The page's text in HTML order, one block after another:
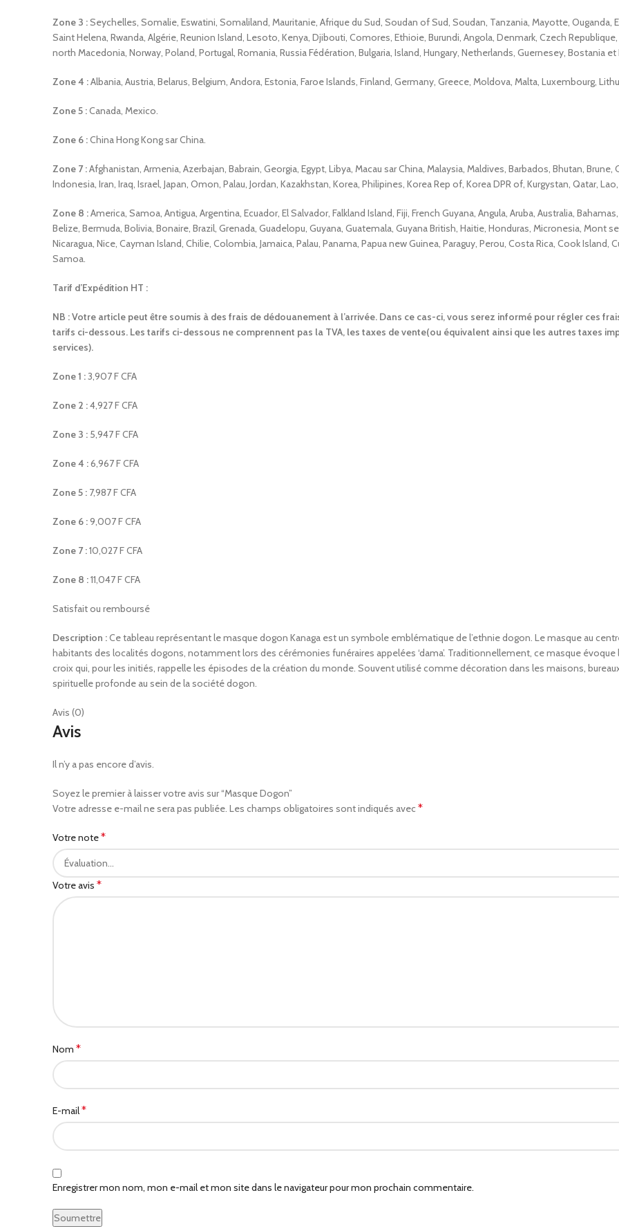
Zone 3 :Seychelles, Somalie, Eswatini, Somaliland, Mauritanie, Afrique du Sud, Soudan of Sud, Soudan, Tanzania, Mayotte, Ouganda,
Saint Helena, Rwanda, Algérie, Reunion Island, Lesoto, Kenya, Djibouti, Comores, Ethioie, Burundi, Angola, Denmark, Czech
north Macedonia, Norway, Poland, Portugal, Romania, Russia Fédération, Bulgaria, Island, Hungary, Netherlands, Guernesey, Bostania
Zone 4 :Albania, Austria, Belarus, Belgium, Andora, Estonia, Faroe Islands, Finland, Germany, Greece, Moldova, Malta, Luxembourg,
Zone 5 :Canada, Mexico.
Zone 6 :China Hong Kong sar China.
Zone 7 :Afghanistan, Armenia, Azerbajan, Babrain, Georgia, Egypt, Libya, Macau sar China, Malaysia, Maldives, Barbados, Bhutan,
Indonesia, Iran, Iraq, Israel, Japan, Omon, Palau, Jordan, Kazakhstan, Korea, Philipines, Korea Rep of, Korea DPR of, Kurgystan, Qatar,
Zone 8 :America, Samoa, Antigua, Argentina, Ecuador, El Salvador, Falkland Island, Fiji, French Guyana, Angula, Aruba, Australia,
Belize, Bermuda, Bolivia, Bonaire, Brazil, Grenada, Guadelopu, Guyana, Guatemala, Guyana British, Haitie, Honduras, Micronesia, Mont
Nicaragua, Nice, Cayman Island, Chilie, Colombia, Jamaica, Palau, Panama, Papua new Guinea, Paraguy, Perou, Costa Rica, Cook
Samoa.
Tarif d’Expédition HT :
NB : Votre article peut être soumis à des frais de dédouanement à l’arrivée. Dans ce cas-ci, vous serez informé pour régler ces
tarifs ci-dessous. Les tarifs ci-dessous ne comprennent pas la TVA, les taxes de vente(ou équivalent ainsi que les autres taxes
services).
Zone 1 :3,907 F CFA
Zone 2 :4,927 F CFA
Zone 3 : 5,947 F CFA
Zone 4 :6,967 F CFA
Zone 5 : 7,987 F CFA
Zone 6 :9,007 F CFA
Zone 7 :10,027 F CFA
Zone 8 :11,047 F CFA
Satisfait ou remboursé
Description :Ce tableau représentant le masque dogon Kanaga est un symbole emblématique de l’ethnie dogon. Le masque au
habitants des localités dogons, notamment lors des cérémonies funéraires appelées ‘dama’. Traditionnellement, ce masque
croix qui, pour les initiés, rappelle les épisodes de la création du monde. Souvent utilisé comme décoration dans les maisons,
spirituelle profonde au sein de la société dogon.
Avis (0)
Avis
Il n’y a pas encore d’avis.
Soyez le premier à laisser votre avis sur “Masque Dogon”
Votre adresse e-mail ne sera pas publiée. Les champs obligatoires sont indiqués avec *
Votre note*
Votre avis *
Nom *
E-mail*
Enregistrer mon nom, mon e-mail et mon site dans le navigateur pour mon prochain commentaire.